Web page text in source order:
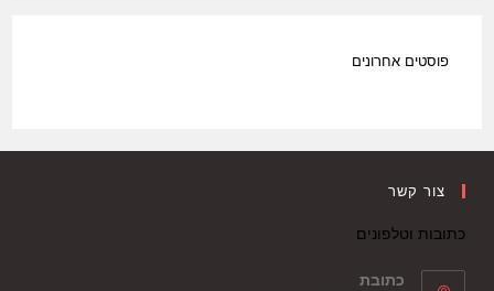
פוסטים אחרונים
צור קשר
כתובות וטלפונים
כתובת